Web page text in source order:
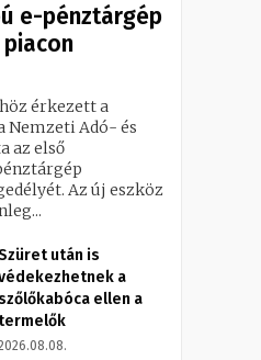
e-pénztárgép
érkezett a
Nemzeti Adó- és
az első
Az új eszköz
után is
a
ellen a
termelők